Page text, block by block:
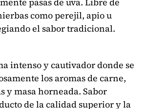
como perejil, apio u
el sabor tradicional.
intenso y cautivador donde se
los aromas de carne,
y masa horneada. Sabor
de la calidad superior y la